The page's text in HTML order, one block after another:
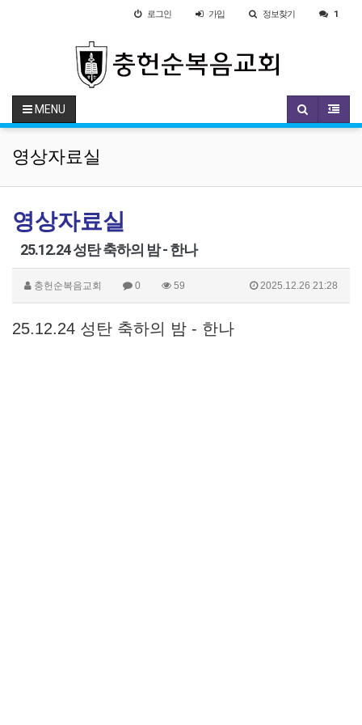
로그인 가입 정보찾기 1
MENU
영상자료실
영상자료실
25.12.24 성탄 축하의 밤 - 한나
충헌순복음교회 0 59 2025.12.26 21:28
25.12.24 성탄 축하의 밤 - 한나